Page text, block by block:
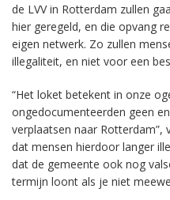
de LVV in Rotterdam zullen
hier geregeld, en die opvang
eigen netwerk. Zo zullen
illegaliteit, en niet voor een
“Het loket betekent in onze
ongedocumenteerden geen
verplaatsen naar Rotterdam”,
dat mensen hierdoor langer
dat de gemeente ook nog
termijn loont als je niet